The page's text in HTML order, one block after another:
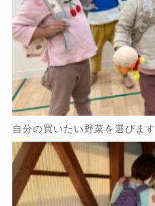
自分の買いたい野菜を選びます